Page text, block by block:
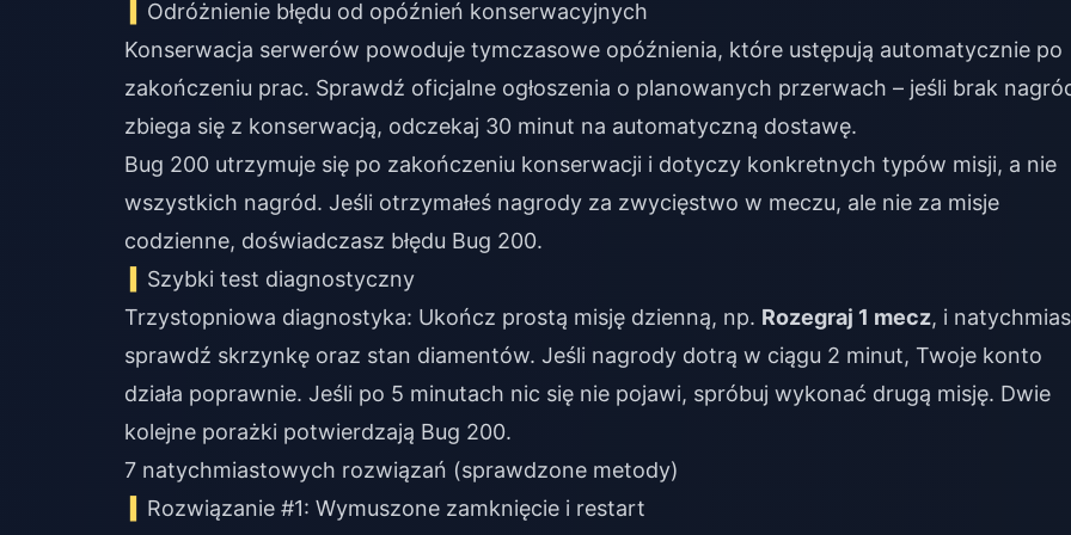
Odróżnienie błędu od opóźnień konserwacyjnych
Konserwacja serwerów powoduje tymczasowe opóźnienia, które ustępują automatycznie po
zakończeniu prac. Sprawdź oficjalne ogłoszenia o planowanych przerwach – jeśli brak
zbiega się z konserwacją, odczekaj 30 minut na automatyczną dostawę.
Bug 200 utrzymuje się po zakończeniu konserwacji i dotyczy konkretnych typów misji, a nie
wszystkich nagród. Jeśli otrzymałeś nagrody za zwycięstwo w meczu, ale nie za misje
codzienne, doświadczasz błędu Bug 200.
Szybki test diagnostyczny
Trzystopniowa diagnostyka: Ukończ prostą misję dzienną, np. Rozegraj 1 mecz, i
sprawdź skrzynkę oraz stan diamentów. Jeśli nagrody dotrą w ciągu 2 minut, Twoje konto
działa poprawnie. Jeśli po 5 minutach nic się nie pojawi, spróbuj wykonać drugą misję. Dwie
kolejne porażki potwierdzają Bug 200.
7 natychmiastowych rozwiązań (sprawdzone metody)
Rozwiązanie #1: Wymuszone zamknięcie i restart